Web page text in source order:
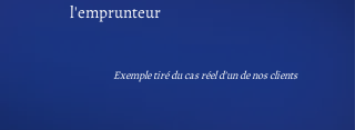
l'emprunteur
Exemple tiré du cas réel d'un de nos clients